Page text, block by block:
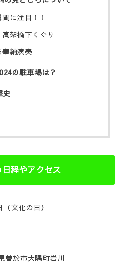
に注目！！
架橋下くぐり
奉納演奏
の駐車場は？
史
程やアクセス
文化の日）
曽於市大隅町岩川